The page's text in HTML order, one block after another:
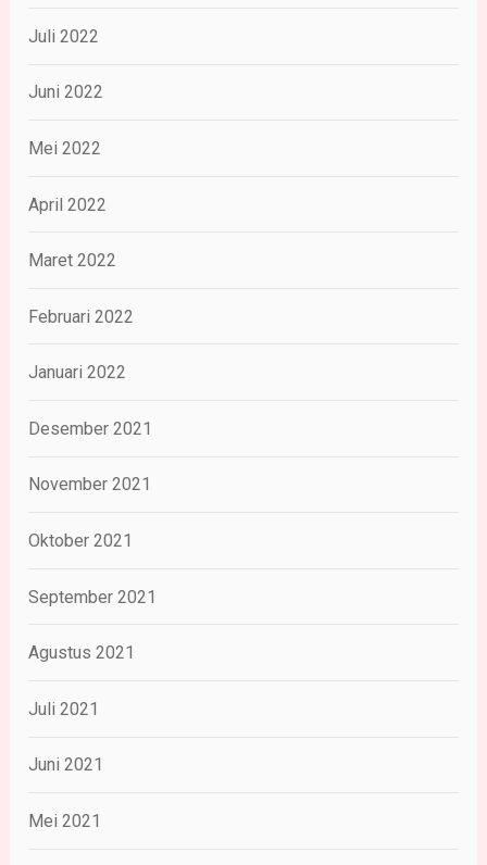
Juli 2022
Juni 2022
Mei 2022
April 2022
Maret 2022
Februari 2022
Januari 2022
Desember 2021
November 2021
Oktober 2021
September 2021
Agustus 2021
Juli 2021
Juni 2021
Mei 2021